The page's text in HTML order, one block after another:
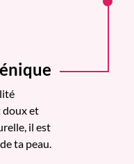
doux et
il est
ta peau.